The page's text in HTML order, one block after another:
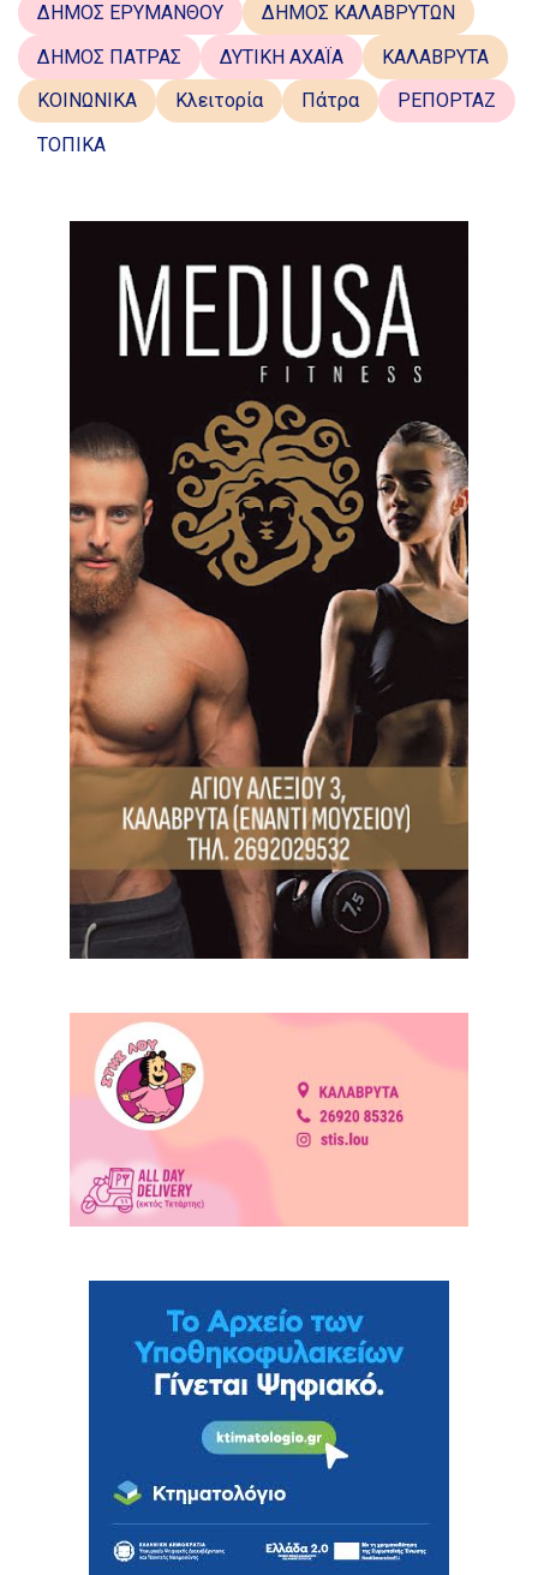
ΔΗΜΟΣ ΕΡΥΜΑΝΘΟΥ
ΔΗΜΟΣ ΚΑΛΑΒΡΥΤΩΝ
ΔΗΜΟΣ ΠΑΤΡΑΣ
ΔΥΤΙΚΗ ΑΧΑΪΑ
ΚΑΛΑΒΡΥΤΑ
ΚΟΙΝΩΝΙΚΑ
Κλειτορία Πάτρα
ΡΕΠΟΡΤΑΖ
ΤΟΠΙΚΑ